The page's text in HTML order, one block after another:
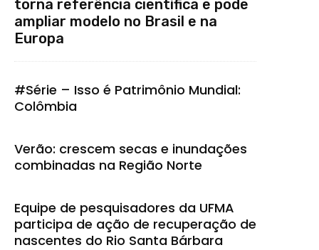
torna referência científica e pode
ampliar modelo no Brasil e na
Europa
#Série – Isso é Patrimônio Mundial:
Colômbia
Verão: crescem secas e inundações
combinadas na Região Norte
Equipe de pesquisadores da UFMA
participa de ação de recuperação de
nascentes do Rio Santa Bárbara